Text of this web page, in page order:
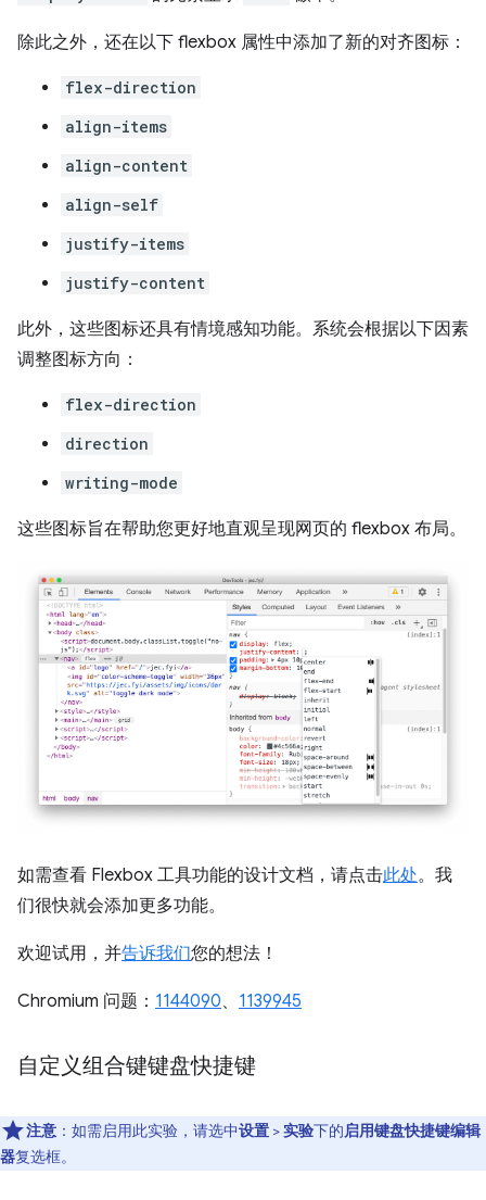
除此之外，还在以下 flexbox 属性中添加了新的对齐图标：
flex-direction
align-items
align-content
align-self
justify-items
justify-content
此外，这些图标还具有情境感知功能。系统会根据以下因素
调整图标方向：
flex-direction
direction
writing-mode
这些图标旨在帮助您更好地直观呈现网页的 flexbox 布局。
如需查看 Flexbox 工具功能的设计文档，请点击此处。我
们很快就会添加更多功能。
欢迎试用，并告诉我们您的想法！
Chromium 问题： 1144090、 1139945
自定义组合键键盘快捷键
注意 ：如需启用此实验，请选中设置 >实验下的启用键盘快捷键编辑
器复选框。